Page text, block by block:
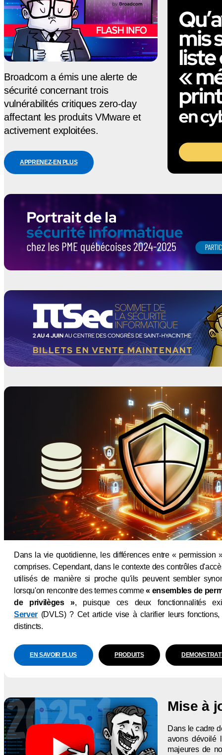
Broadcom a émis une alerte de
sécurité concernant trois
vulnérabilités critiques zero-day
affectant les produits VMware et
activement exploitées.
APPRENEZ-EN PLUS
Dans la vie quotidienne, les différences entre « permission
comprises. Cependant, dans le contexte des contrôles
utilisés de manière si proche qu'ils peuvent sembler
lorsqu'on rencontre des termes comme« ensembles de
de privilèges », puisque ces deux fonctionnalités
Server(DVLS) ? Cet article vise à clarifier leurs fonctions,
distincts.
EN SAVOIR PLUS PRODUITS
Mise à
Dans le cadre
avons dévoilé
majeures de